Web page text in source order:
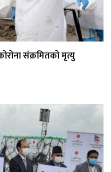
संक्रमितको मृत्यु